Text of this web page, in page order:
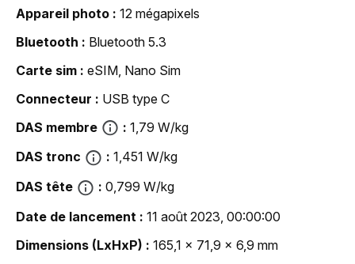
Appareil photo
12 mégapixels
Bluetooth
Bluetooth 5.3
Carte sim
eSIM, Nano Sim
Connecteur
USB type C
DAS membre
1,79 W/kg
DAS tronc
1,451 W/kg
DAS tête
0,799 W/kg
Date de lancement
11 août 2023, 00:00:00
Dimensions (LxHxP)
165,1 x 71,9 x 6,9 mm